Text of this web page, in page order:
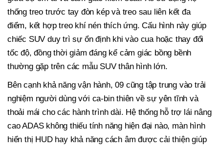
thống treo trước tay đòn kép và treo sau liên kết đa
điểm, kết hợp treo khí nén thích ứng. Cấu hình này giúp
chiếc SUV duy trì sự ổn định khi vào cua hoặc thay đổi
tốc độ, đồng thời giảm đáng kể cảm giác bồng bềnh
thường gặp trên các mẫu SUV thân hình lớn.
Bên cạnh khả năng vận hành, 09 cũng tập trung vào trải
nghiệm người dùng với ca-bin thiên về sự yên tĩnh và
thoải mái cho các hành trình dài. Hệ thống hỗ trợ lái nâng
cao ADAS không thiếu tính năng hiện đại nào, màn hình
hiển thị HUD hay khả năng cách âm được cải thiện giúp